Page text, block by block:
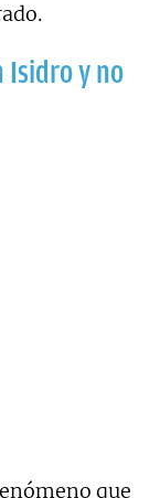
Isidro y no
que